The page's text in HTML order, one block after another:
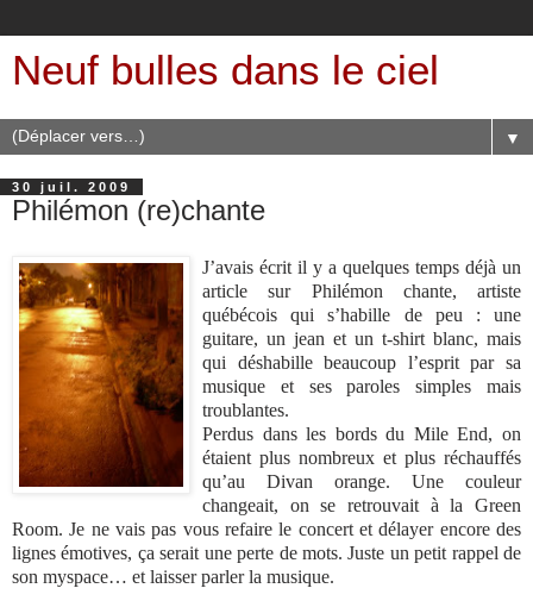
Neuf bulles dans le ciel
▼
30 juil. 2009
Philémon (re)chante
J’avais écrit il y a quelques temps déjà un
article sur Philémon chante, artiste
québécois qui s’habille de peu : une
guitare, un jean et un t-shirt blanc, mais
qui déshabille beaucoup l’esprit par sa
musique et ses paroles simples mais
troublantes.
Perdus dans les bords du Mile End, on
étaient plus nombreux et plus réchauffés
qu’au Divan orange. Une couleur
changeait, on se retrouvait à la Green
Room. Je ne vais pas vous refaire le concert et délayer encore des
lignes émotives, ça serait une perte de mots. Juste un petit rappel de
son myspace… et laisser parler la musique.